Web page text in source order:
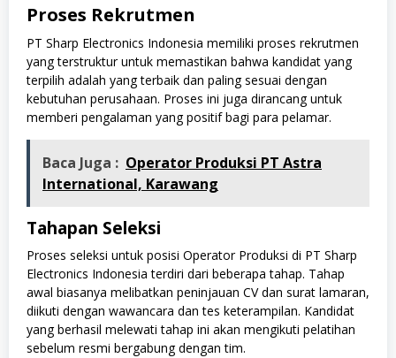
Proses Rekrutmen
PT Sharp Electronics Indonesia memiliki proses rekrutmen
yang terstruktur untuk memastikan bahwa kandidat yang
terpilih adalah yang terbaik dan paling sesuai dengan
kebutuhan perusahaan. Proses ini juga dirancang untuk
memberi pengalaman yang positif bagi para pelamar.
Baca Juga : Operator Produksi PT Astra
International, Karawang
Tahapan Seleksi
Proses seleksi untuk posisi Operator Produksi di PT Sharp
Electronics Indonesia terdiri dari beberapa tahap. Tahap
awal biasanya melibatkan peninjauan CV dan surat lamaran,
diikuti dengan wawancara dan tes keterampilan. Kandidat
yang berhasil melewati tahap ini akan mengikuti pelatihan
sebelum resmi bergabung dengan tim.